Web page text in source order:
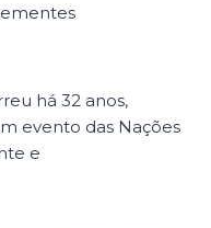
há 32 anos,
evento das Nações
e